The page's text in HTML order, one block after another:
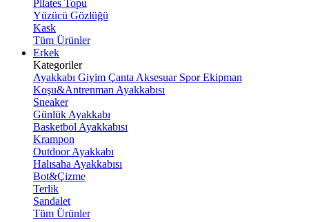
Pilates Topu
Yüzücü Gözlüğü
Kask
Tüm Ürünler
Erkek
Kategoriler
Ayakkabı Giyim Çanta Aksesuar Spor Ekipman
Koşu&Antrenman Ayakkabısı
Sneaker
Günlük Ayakkabı
Basketbol Ayakkabısı
Krampon
Outdoor Ayakkabı
Halısaha Ayakkabısı
Bot&Çizme
Terlik
Sandalet
Tüm Ürünler